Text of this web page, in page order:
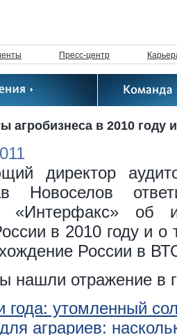
Пресс-центр
агробизнеса в 2010 году
директор
Новоселов
«Интерфакс» об
в 2010 году и
России в
нашли отражение в
года: утомленный
аграриев: